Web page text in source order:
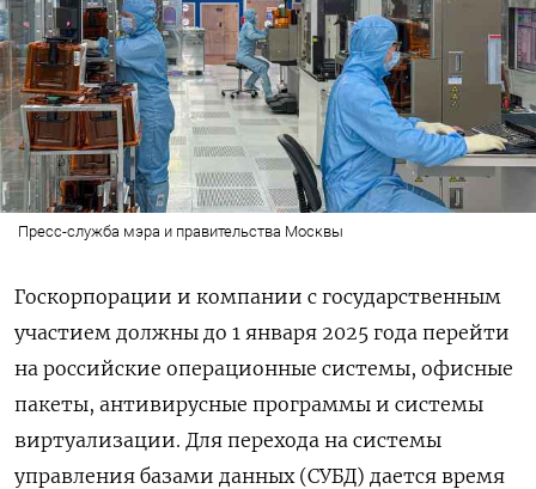
Пресс-служба мэра и правительства Москвы
Госкорпорации и компании с государственным
участием должны до 1 января 2025 года перейти
на российские операционные системы, офисные
пакеты, антивирусные программы и системы
виртуализации. Для перехода на системы
управления базами данных (СУБД) дается время